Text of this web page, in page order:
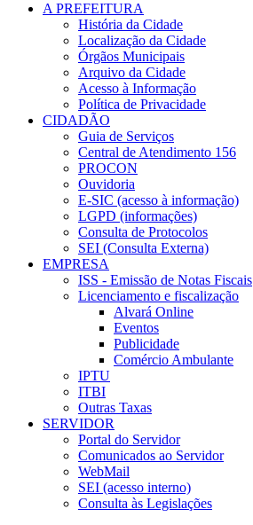
A PREFEITURA
História da Cidade
Localização da Cidade
Órgãos Municipais
Arquivo da Cidade
Acesso à Informação
Política de Privacidade
CIDADÃO
Guia de Serviços
Central de Atendimento 156
PROCON
Ouvidoria
E-SIC (acesso à informação)
LGPD (informações)
Consulta de Protocolos
SEI (Consulta Externa)
EMPRESA
ISS - Emissão de Notas Fiscais
Licenciamento e fiscalização
Alvará Online
Eventos
Publicidade
Comércio Ambulante
IPTU
ITBI
Outras Taxas
SERVIDOR
Portal do Servidor
Comunicados ao Servidor
WebMail
SEI (acesso interno)
Consulta às Legislações